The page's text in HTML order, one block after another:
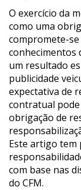
O exercício da
como uma
compromete-
conhecimentos
um resultado
publicidade
expectativa de
contratual
obrigação de
Este artigo tem
com base nas
do CFM.